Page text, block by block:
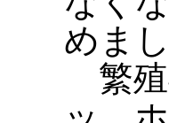
めまし
繁殖